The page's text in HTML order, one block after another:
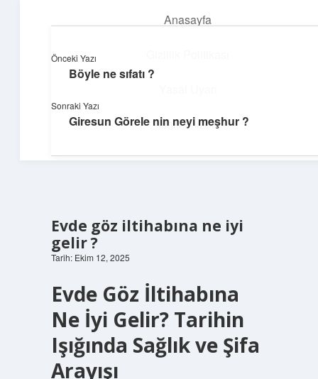
Anasayfa
Hakkımızda
Günlük yaşama tat katan küçük bilgiler.
Evde göz iltihabına ne iyi
gelir ?
Tarih: Ekim 12, 2025
Evde Göz İltihabına
Ne İyi Gelir? Tarihin
Işığında Sağlık ve Şifa
Arayışı
Önceki Yazı
Böyle ne sıfatı ?
Sonraki Yazı
Giresun Görele nin neyi meşhur ?